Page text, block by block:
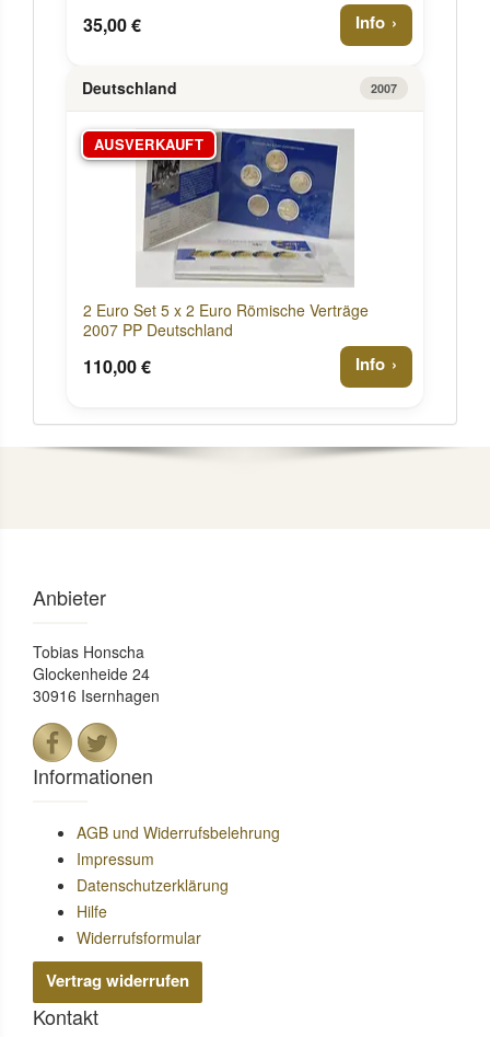
35,00 € Info
Deutschland 2007
AUSVERKAUFT
2 Euro Set 5 x 2 Euro Römische Verträge
2007 PP Deutschland
110,00 € Info
Anbieter
Tobias Honscha
Glockenheide 24
30916 Isernhagen
Informationen
AGB und Widerrufsbelehrung
Impressum
Datenschutzerklärung
Hilfe
Widerrufsformular
Vertrag widerrufen
Kontakt